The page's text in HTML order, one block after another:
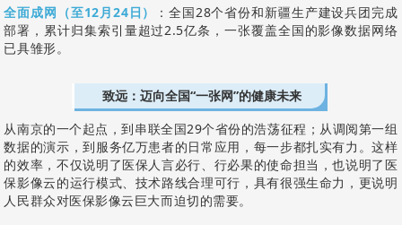
全面成网（至12月24日）
：全国28个省份和新疆生产建设兵团完成
部署，累计归集索引量超过2.5亿条，一张覆盖全国的影像数据网络
已具雏形。
致远：迈向全国“一张网”的健康未来
从南京的一个起点，到串联全国29个省份的浩荡征程；从调阅第一组
数据的演示，到服务亿万患者的日常应用，每一步都扎实有力。这样
的效率，不仅说明了医保人言必行、行必果的使命担当，也说明了医
保影像云的运行模式、技术路线合理可行，具有很强生命力，更说明
人民群众对医保影像云巨大而迫切的需要。